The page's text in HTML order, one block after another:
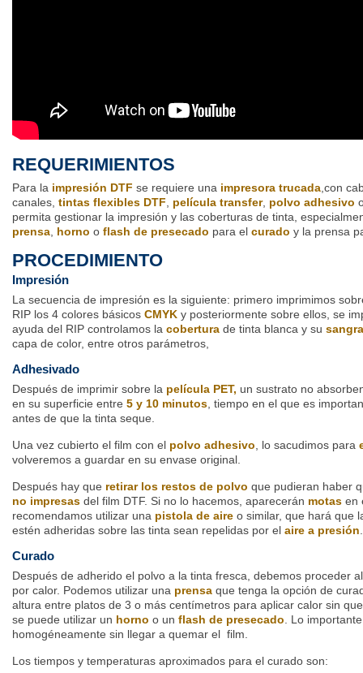
REQUERIMIENTOS
Para la impresión DTF se requiere una impresora trucada,con
canales, tintas flexibles DTF, película transfer, polvo adhesivo
permita gestionar la impresión y las coberturas de tinta,
prensa, horno o flash de presecado para el curado y la prensa
PROCEDIMIENTO
Impresión
La secuencia de impresión es la siguiente: primero imprimimos
RIP los 4 colores básicos CMYK y posteriormente sobre ellos, se
ayuda del RIP controlamos la cobertura de tinta blanca y su
capa de color, entre otros parámetros,
Adhesivado
Después de imprimir sobre la película PET, un sustrato no
en su superficie entre 5 y 10 minutos, tiempo en el que es
antes de que la tinta seque.
Una vez cubierto el film con el polvo adhesivo, lo sacudimos para
volveremos a guardar en su envase original.
Después hay que retirar los restos de polvo que pudieran haber
no impresas del film DTF. Si no lo hacemos, aparecerán motas en
recomendamos utilizar una pistola de aire o similar, que hará que
estén adheridas sobre las tinta sean repelidas por el aire a presión.
Curado
Después de adherido el polvo a la tinta fresca, debemos proceder
por calor. Podemos utilizar una prensa que tenga la opción de
altura entre platos de 3 o más centímetros para aplicar calor sin
se puede utilizar un horno o un flash de presecado. Lo
homogéneamente sin llegar a quemar el film.
Los tiempos y temperaturas aproximados para el curado son: